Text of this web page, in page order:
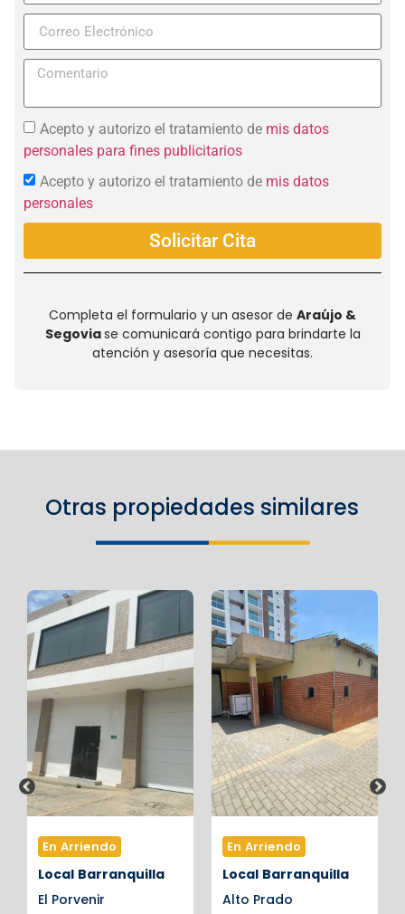
+57
Acepto y autorizo el tratamiento de mis datos
personales para fines publicitarios
Acepto y autorizo el tratamiento de mis datos
personales
Solicitar Cita
Completa el formulario y un asesor de Araújo &
Segoviase comunicará contigo para brindarte la
atención y asesoría que necesitas.
Otras propiedades similares
En Arriendo
Local Barranquilla
El Porvenir
En Arriendo
Local Barranquilla
Alto Prado